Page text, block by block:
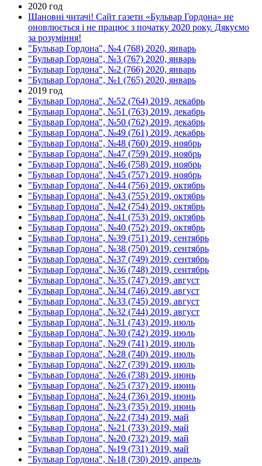
2020 год
Шановні читачі! Сайт газети «Бульвар Гордона» не
оновлюється і не працює з початку 2020 року. Дякуємо
за розуміння!
"Бульвар Гордона", №4 (768) 2020, январь
"Бульвар Гордона", №3 (767) 2020, январь
"Бульвар Гордона", №2 (766) 2020, январь
"Бульвар Гордона", №1 (765) 2020, январь
2019 год
"Бульвар Гордона", №52 (764) 2019, декабрь
"Бульвар Гордона", №51 (763) 2019, декабрь
"Бульвар Гордона", №50 (762) 2019, декабрь
"Бульвар Гордона", №49 (761) 2019, декабрь
"Бульвар Гордона", №48 (760) 2019, ноябрь
"Бульвар Гордона", №47 (759) 2019, ноябрь
"Бульвар Гордона", №46 (758) 2019, ноябрь
"Бульвар Гордона", №45 (757) 2019, ноябрь
"Бульвар Гордона", №44 (756) 2019, октябрь
"Бульвар Гордона", №43 (755) 2019, октябрь
"Бульвар Гордона", №42 (754) 2019, октябрь
"Бульвар Гордона", №41 (753) 2019, октябрь
"Бульвар Гордона", №40 (752) 2019, октябрь
"Бульвар Гордона", №39 (751) 2019, сентябрь
"Бульвар Гордона", №38 (750) 2019, сентябрь
"Бульвар Гордона", №37 (749) 2019, сентябрь
"Бульвар Гордона", №36 (748) 2019, сентябрь
"Бульвар Гордона", №35 (747) 2019, август
"Бульвар Гордона", №34 (746) 2019, август
"Бульвар Гордона", №33 (745) 2019, август
"Бульвар Гордона", №32 (744) 2019, август
"Бульвар Гордона", №31 (743) 2019, июль
"Бульвар Гордона", №30 (742) 2019, июль
"Бульвар Гордона", №29 (741) 2019, июль
"Бульвар Гордона", №28 (740) 2019, июль
"Бульвар Гордона", №27 (739) 2019, июль
"Бульвар Гордона", №26 (738) 2019, июнь
"Бульвар Гордона", №25 (737) 2019, июнь
"Бульвар Гордона", №24 (736) 2019, июнь
"Бульвар Гордона", №23 (735) 2019, июнь
"Бульвар Гордона", №22 (734) 2019, май
"Бульвар Гордона", №21 (733) 2019, май
"Бульвар Гордона", №20 (732) 2019, май
"Бульвар Гордона", №19 (731) 2019, май
"Бульвар Гордона", №18 (730) 2019, апрель